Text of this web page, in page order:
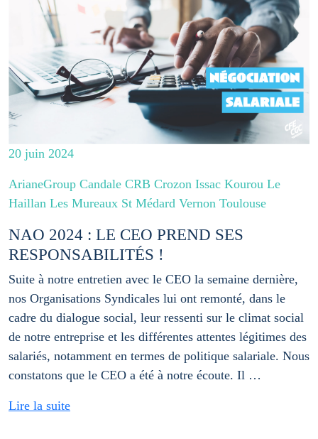
20 juin 2024
ArianeGroup Candale CRB Crozon Issac Kourou Le
Haillan Les Mureaux St Médard Vernon Toulouse
NAO 2024 : LE CEO PREND SES
RESPONSABILITÉS !
Suite à notre entretien avec le CEO la semaine dernière,
nos Organisations Syndicales lui ont remonté, dans le
cadre du dialogue social, leur ressenti sur le climat social
de notre entreprise et les différentes attentes légitimes des
salariés, notamment en termes de politique salariale. Nous
constatons que le CEO a été à notre écoute. Il …
Lire la suite